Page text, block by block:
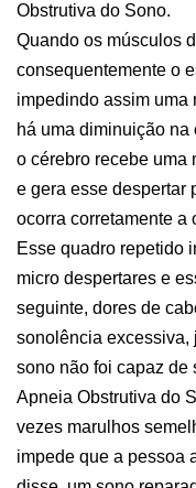
Obstrutiva do Sono.
Quando os músculos
consequentemente o
impedindo assim uma
há uma diminuição
o cérebro recebe uma
e gera esse despertar
ocorra corretamente a
Esse quadro repetido
micro despertares e
seguinte, dores de
sonolência excessiva,
sono não foi capaz de
Apneia Obstrutiva do
vezes marulhos
impede que a pessoa